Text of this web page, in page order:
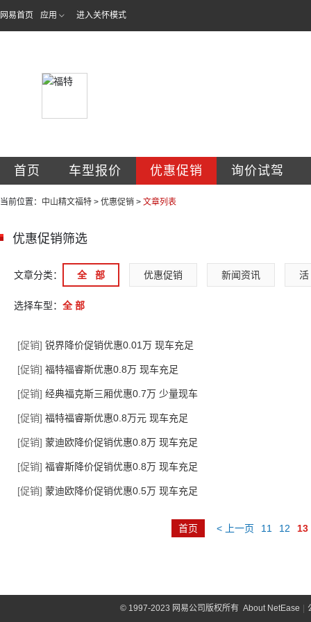
网易首页 应用 进入关怀模式
首页 车型报价 优惠促销 询价试驾
当前位置： 中山精文福特 > 优惠促销 > 文章列表
优惠促销筛选
文章分类： 全   部 优惠促销 新闻资讯 活
选择车型： 全 部
[促销] 锐界降价促销优惠0.01万 现车充足
[促销] 福特福睿斯优惠0.8万 现车充足
[促销] 经典福克斯三厢优惠0.7万 少量现车
[促销] 福特福睿斯优惠0.8万元 现车充足
[促销] 蒙迪欧降价促销优惠0.8万 现车充足
[促销] 福睿斯降价促销优惠0.8万 现车充足
[促销] 蒙迪欧降价促销优惠0.5万 现车充足
首页 < 上一页 11 12 13
©1997-2023 网易公司版权所有 About NetEase